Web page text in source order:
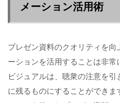
メーション活用術
プレゼン資料のクオリティを向
ーションを活用することは非常
ビジュアルは、聴衆の注意を
に残るものにすることができ